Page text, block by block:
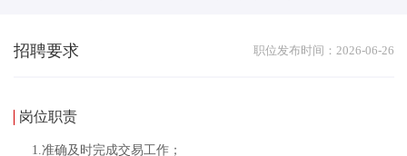
招聘要求 职位发布时间：2026-06-26
岗位职责
1.准确及时完成交易工作；